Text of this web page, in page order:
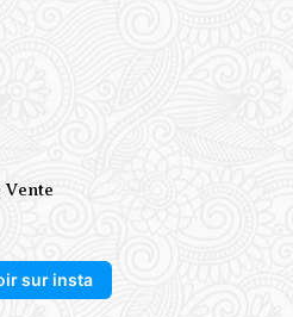
Vente
sur insta